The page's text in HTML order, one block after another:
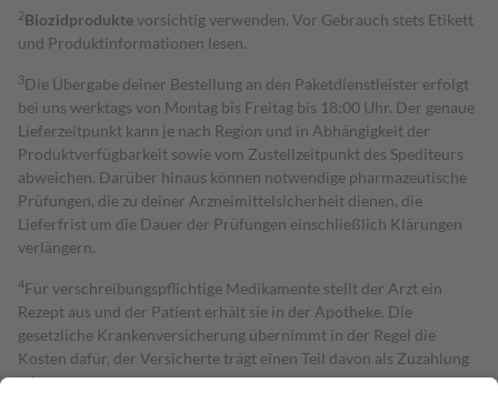
2Biozidproduktevorsichtig verwenden. Vor Gebrauch stets Etikett
und Produktinformationen lesen.
3Die Übergabe deiner Bestellung an den Paketdienstleister erfolgt
bei uns werktags von Montag bis Freitag bis 18:00 Uhr. Der genaue
Lieferzeitpunkt kann je nach Region und in Abhängigkeit der
Produktverfügbarkeit sowie vom Zustellzeitpunkt des Spediteurs
abweichen. Darüber hinaus können notwendige pharmazeutische
Prüfungen, die zu deiner Arzneimittelsicherheit dienen, die
Lieferfrist um die Dauer der Prüfungen einschließlich Klärungen
verlängern.
4Für verschreibungspflichtige Medikamente stellt der Arzt ein
Rezept aus und der Patient erhält sie in der Apotheke. Die
gesetzliche Krankenversicherung übernimmt in der Regel die
Kosten dafür, der Versicherte trägt einen Teil davon als Zuzahlung
mit.